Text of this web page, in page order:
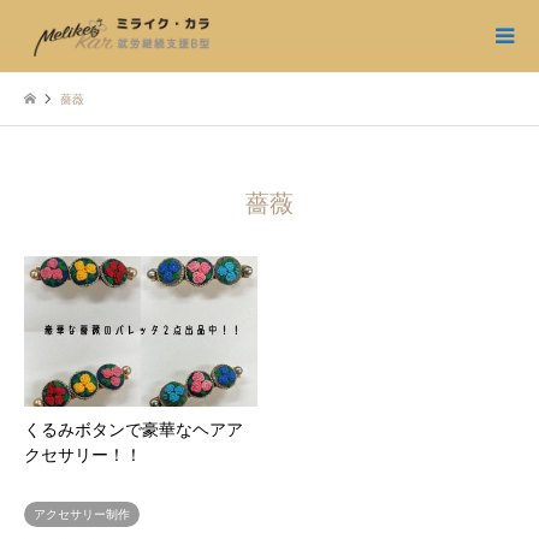
薔薇
薔薇
くるみボタンで豪華なヘアア
クセサリー！！
アクセサリー制作